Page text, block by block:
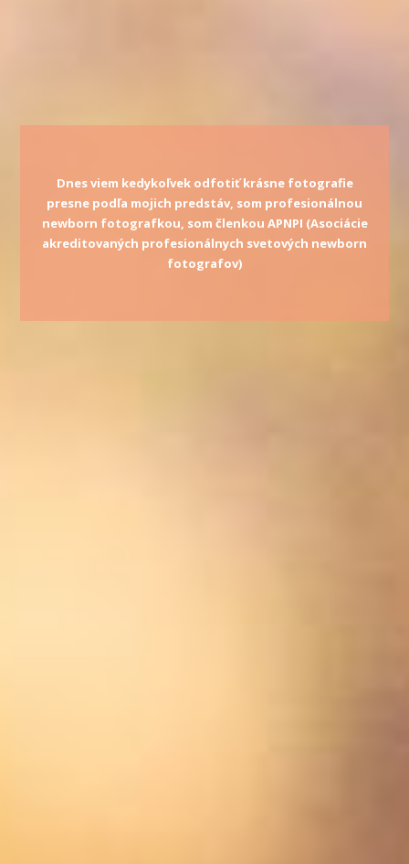
Dnes viem kedykoľvek odfotiť krásne fotografie
presne podľa mojich predstáv, som profesionálnou
newborn fotografkou, som členkou APNPI (Asociácie
akreditovaných profesionálnych svetových newborn
fotografov)